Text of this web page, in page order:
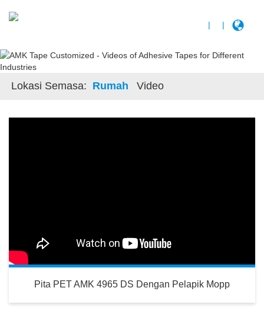
| |
Lokasi Semasa: Rumah Video
Pita PET AMK 4965 DS Dengan Pelapik Mopp